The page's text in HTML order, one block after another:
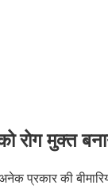
रोग मुक्त
प्रकार की